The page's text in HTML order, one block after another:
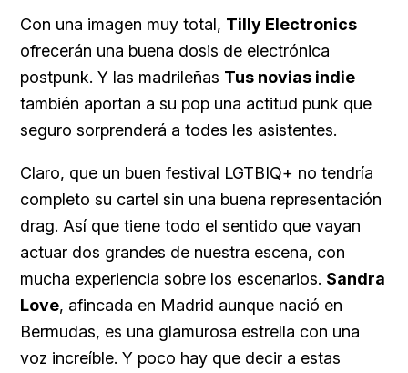
Con una imagen muy total, Tilly Electronics
ofrecerán una buena dosis de electrónica
postpunk. Y las madrileñas Tus novias indie
también aportan a su pop una actitud punk que
seguro sorprenderá a todes les asistentes.
Claro, que un buen festival LGTBIQ+ no tendría
completo su cartel sin una buena representación
drag. Así que tiene todo el sentido que vayan
actuar dos grandes de nuestra escena, con
mucha experiencia sobre los escenarios. Sandra
Love, afincada en Madrid aunque nació en
Bermudas, es una glamurosa estrella con una
voz increíble. Y poco hay que decir a estas